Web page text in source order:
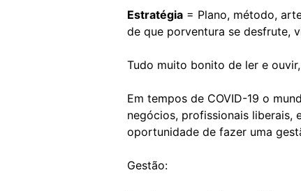
Estratégia = Plano, método,
de que porventura se desfrute,
Tudo muito bonito de ler e
Em tempos de COVID-19 o
negócios, profissionais liberais,
oportunidade de fazer uma
Gestão: